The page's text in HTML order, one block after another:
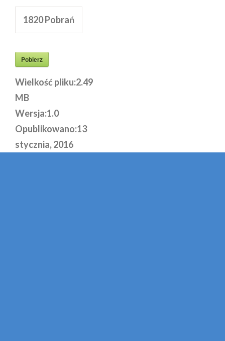
1820Pobrań
Pobierz
Wielkość pliku:2.49
MB
Wersja:1.0
Opublikowano:13
stycznia, 2016